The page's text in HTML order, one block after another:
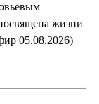
жизни
05.08.2026)